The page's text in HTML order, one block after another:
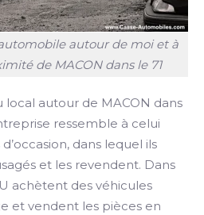
autour de moi et à
de MACON dans le 71
autour de MACON dans
ressemble à celui
dans lequel ils
et les revendent. Dans
achètent des véhicules
et vendent les pièces en